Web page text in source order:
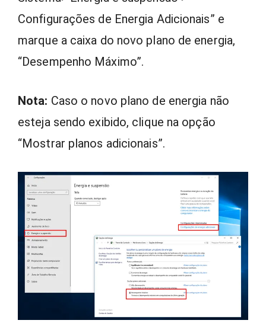
Configurações de Energia Adicionais” e
marque a caixa do novo plano de energia,
“Desempenho Máximo”.
Nota: Caso o novo plano de energia não
esteja sendo exibido, clique na opção
“Mostrar planos adicionais”.